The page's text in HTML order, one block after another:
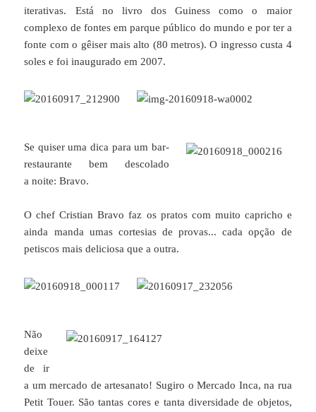
iterativas. Está no livro dos Guiness como o maior
complexo de fontes em parque público do mundo e por ter a
fonte com o gêiser mais alto (80 metros). O ingresso custa 4
soles e foi inaugurado em 2007.
Se quiser uma dica para um bar-
restaurante bem descolado
a noite: Bravo.
O chef Cristian Bravo faz os pratos com muito capricho e
ainda manda umas cortesias de provas... cada opção de
petiscos mais deliciosa que a outra.
Não
deixe
de ir
a um mercado de artesanato! Sugiro o Mercado Inca, na rua
Petit Touer. São tantas cores e tanta diversidade de objetos,